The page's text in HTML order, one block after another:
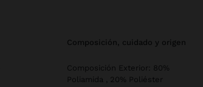
composición, cuidado y origen
Composición Exterior: 80%
Poliamida , 20% Poliéster